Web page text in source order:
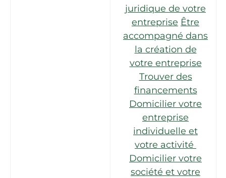
juridique de votre
entreprise Être
accompagné dans
la création de
votre entreprise
Trouver des
financements
Domicilier votre
entreprise
individuelle et
votre activité
Domicilier votre
société et votre